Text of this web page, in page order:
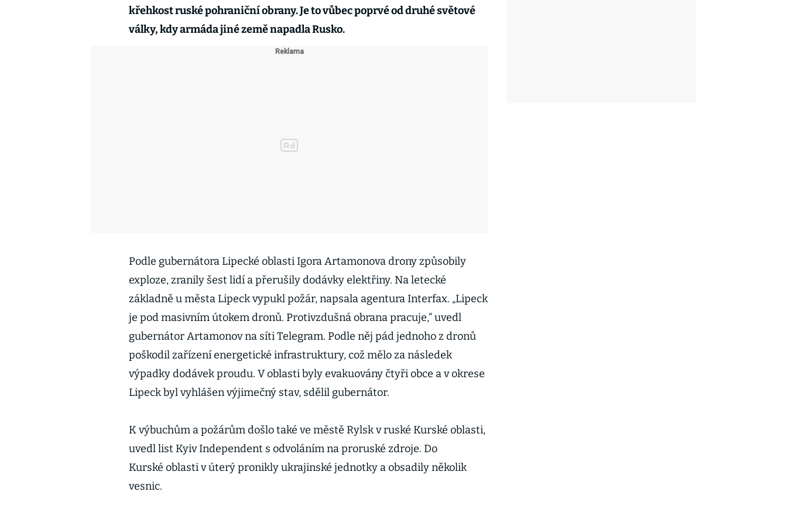
křehkost ruské pohraniční obrany. Je to vůbec poprvé od druhé světové
války, kdy armáda jiné země napadla Rusko.
Podle gubernátora Lipecké oblasti Igora Artamonova drony způsobily
exploze, zranily šest lidí a přerušily dodávky elektřiny. Na letecké
základně u města Lipeck vypukl požár, napsala agentura Interfax. „Lipeck
je pod masivním útokem dronů. Protivzdušná obrana pracuje,“ uvedl
gubernátor Artamonov na síti Telegram. Podle něj pád jednoho z dronů
poškodil zařízení energetické infrastruktury, což mělo za následek
výpadky dodávek proudu. V oblasti byly evakuovány čtyři obce a v okrese
Lipeck byl vyhlášen výjimečný stav, sdělil gubernátor.
K výbuchům a požárům došlo také ve městě Rylsk v ruské Kurské oblasti,
uvedl list Kyiv Independent s odvoláním na proruské zdroje. Do
Kurské oblasti v úterý pronikly ukrajinské jednotky a obsadily několik
vesnic.